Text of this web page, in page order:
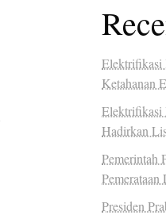
Elektrifikasi
Ketahanan
Elektrifikasi
Hadirkan
Pemerintah
Presiden